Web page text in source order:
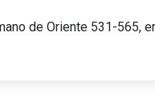
de Oriente 531-565,